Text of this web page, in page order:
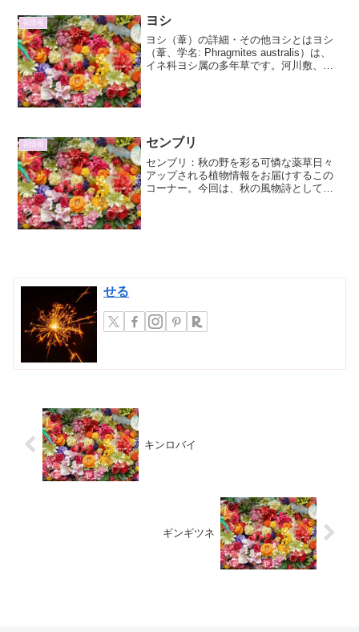
花情報 ヨシ
ヨシ（葦）の詳細・その他ヨシとはヨシ
（葦、学名: Phragmites australis）は、
イネ科ヨシ属の多年草です。河川敷、湖
花情報 センブリ
センブリ：秋の野を彩る可憐な薬草日々
アップされる植物情報をお届けするこの
コーナー。今回は、秋の風物詩として親
せる
キンロバイ
ギンギツネ